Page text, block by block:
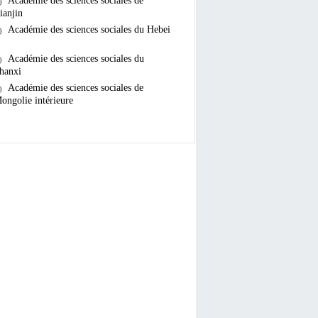
Académie des sciences sociales du Hebei
Académie des sciences sociales du
Académie des sciences sociales de
intérieure